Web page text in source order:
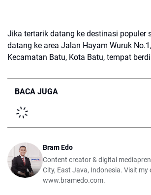
Jika tertarik datang ke destinasi populer
datang ke area Jalan Hayam Wuruk
Kecamatan Batu, Kota Batu, tempat
BACA JUGA
Bram Edo
Content creator & digital
City, East Java, Indonesia. Visit my
www.bramedo.com.